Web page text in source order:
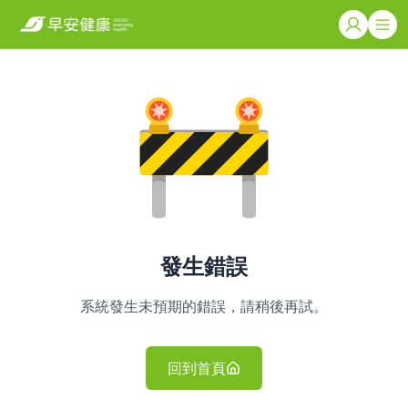
發生錯誤
系統發生未預期的錯誤，請稍後再試。
回到首頁